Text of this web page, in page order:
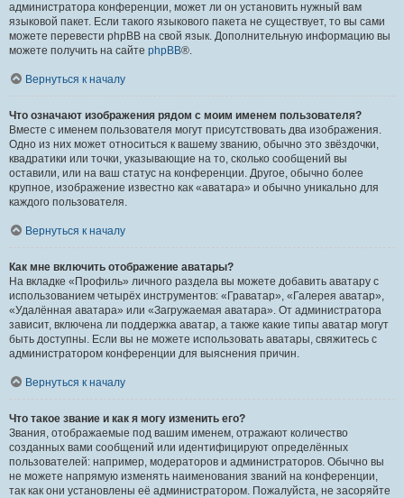
администратора конференции, может ли он установить нужный вам
языковой пакет. Если такого языкового пакета не существует, то вы сами
можете перевести phpBB на свой язык. Дополнительную информацию вы
можете получить на сайте phpBB®.
Вернуться к началу
Что означают изображения рядом с моим именем пользователя?
Вместе с именем пользователя могут присутствовать два изображения.
Одно из них может относиться к вашему званию, обычно это звёздочки,
квадратики или точки, указывающие на то, сколько сообщений вы
оставили, или на ваш статус на конференции. Другое, обычно более
крупное, изображение известно как «аватара» и обычно уникально для
каждого пользователя.
Вернуться к началу
Как мне включить отображение аватары?
На вкладке «Профиль» личного раздела вы можете добавить аватару с
использованием четырёх инструментов: «Граватар», «Галерея аватар»,
«Удалённая аватара» или «Загружаемая аватара». От администратора
зависит, включена ли поддержка аватар, а также какие типы аватар могут
быть доступны. Если вы не можете использовать аватары, свяжитесь с
администратором конференции для выяснения причин.
Вернуться к началу
Что такое звание и как я могу изменить его?
Звания, отображаемые под вашим именем, отражают количество
созданных вами сообщений или идентифицируют определённых
пользователей: например, модераторов и администраторов. Обычно вы
не можете напрямую изменять наименования званий на конференции,
так как они установлены её администратором. Пожалуйста, не засоряйте